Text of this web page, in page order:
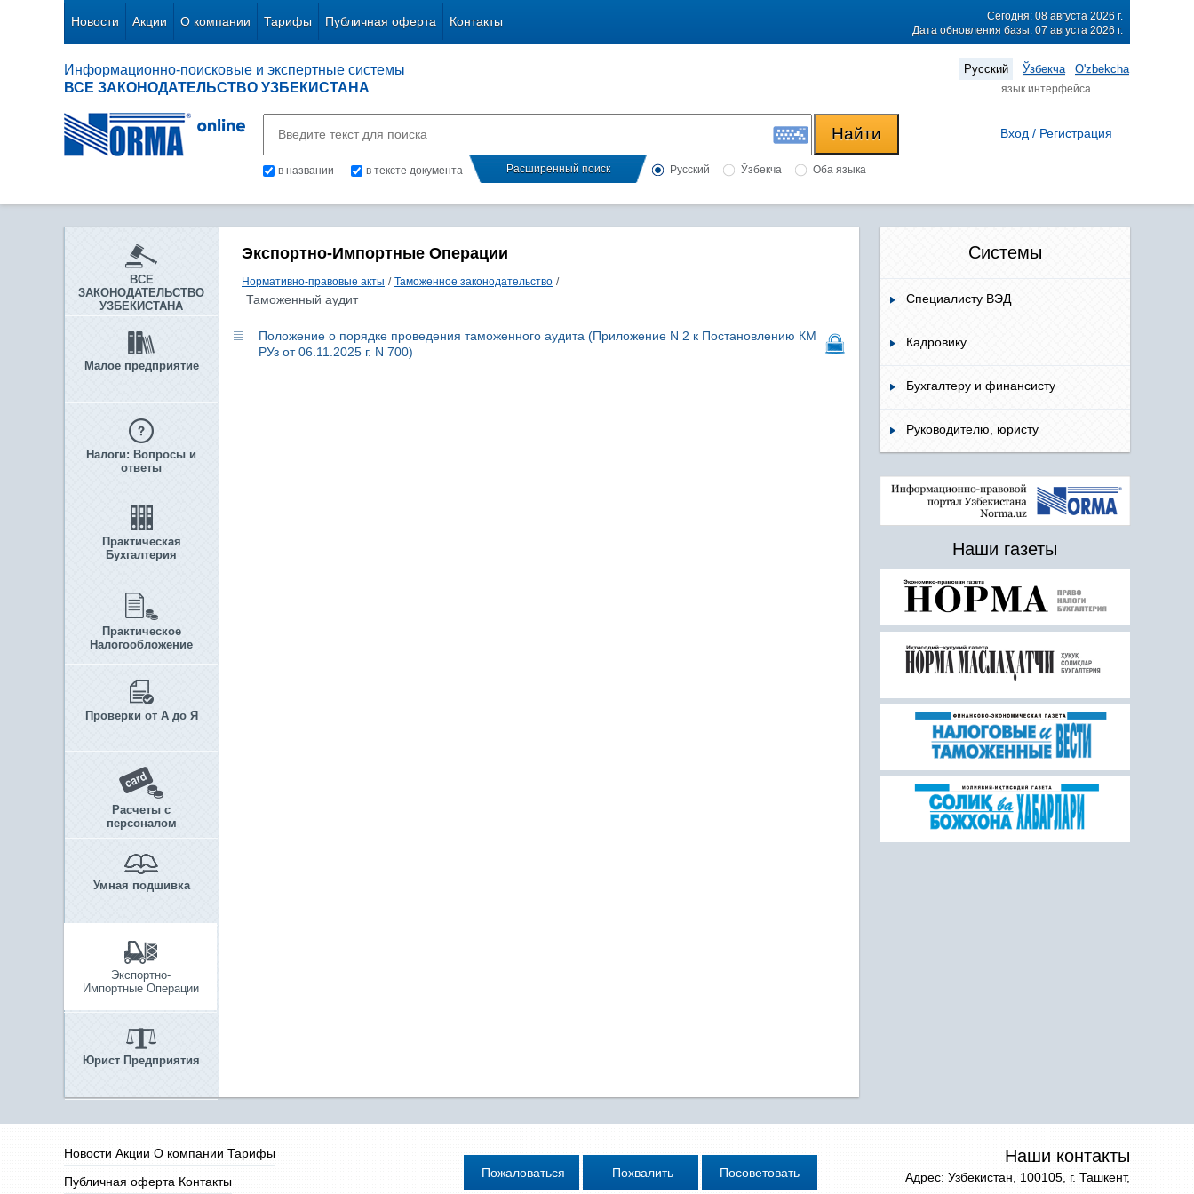
Новости Акции О компании Тарифы Публичная оферта Контакты
Сегодня: 08 августа 2026 г.
Дата обновления базы: 07 августа 2026 г.
Информационно-поисковые и экспертные системы
ВСЕ ЗАКОНОДАТЕЛЬСТВО УЗБЕКИСТАНА
Русский Ўзбекча O'zbekcha
язык интерфейса
в названии в тексте документа Расширенный поиск Русский Ўзбекча Оба языка
Вход / Регистрация
ВСЕ
ЗАКОНОДАТЕЛЬСТВО
УЗБЕКИСТАНА
Малое предприятие
Налоги: Вопросы и
ответы
Практическая
Бухгалтерия
Практическое
Налогообложение
Проверки от А до Я
Расчеты с
персоналом
Умная подшивка
Экспортно-
Импортные Операции
Юрист Предприятия
Экспортно-Импортные Операции
Нормативно-правовые акты / Таможенное законодательство /
Таможенный аудит
Положение о порядке проведения таможенного аудита (Приложение N 2 к Постановлению КМ
РУз от 06.11.2025 г. N 700)
Системы
Специалисту ВЭД
Кадровику
Бухгалтеру и финансисту
Руководителю, юристу
Наши газеты
Новости Акции О компании Тарифы
Публичная оферта Контакты
Наши контакты
Адрес: Узбекистан, 100105, г. Ташкент,